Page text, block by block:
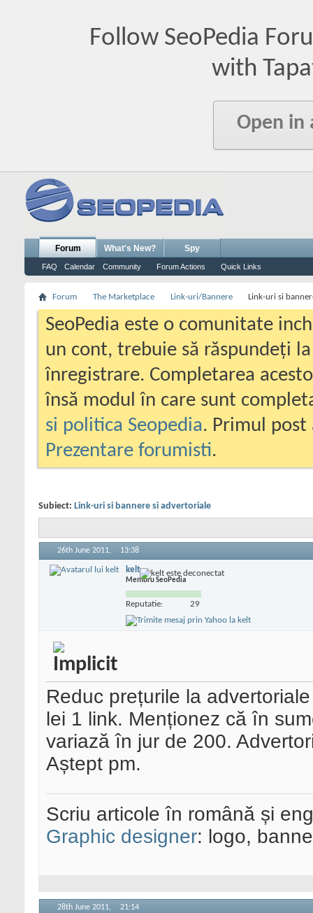
Follow SeoPedia
with
Open in
Forum
FAQ Calendar Community Forum Actions Quick Links
What's New? Spy
Forum The Marketplace Link-uri/Bannere Link-uri si
SeoPedia este o comunitate
un cont, trebuie să răspundeți
înregistrare. Completarea
însă modul în care sunt
si politica Seopedia. Primul
Prezentare forumisti.
Subiect: Link-uri si bannere si advertoriale
26th June 2011, 13:38
kelt
Membru SeoPedia
Reputatie: 29
Reduc prețurile la
lei 1 link. Menționez că în
variază în jur de 200.
Aștept pm.
Scriu articole în română și
Graphic designer: logo,
28th June 2011, 21:14